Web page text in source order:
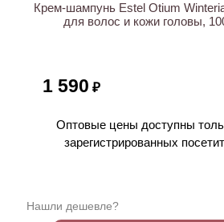
Крем-шампунь Estel Otium
для волос и кожи головы,
1 590 ₽
Оптовые цены доступны
зарегистрированных
Нашли дешевле?